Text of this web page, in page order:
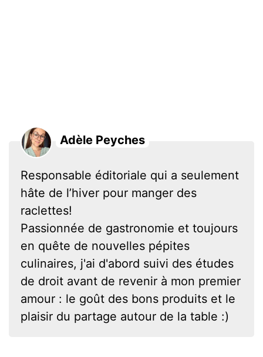
Adèle Peyches
Responsable éditoriale qui a seulement
hâte de l’hiver pour manger des
raclettes!
Passionnée de gastronomie et toujours
en quête de nouvelles pépites
culinaires, j'ai d'abord suivi des études
de droit avant de revenir à mon premier
amour : le goût des bons produits et le
plaisir du partage autour de la table :)